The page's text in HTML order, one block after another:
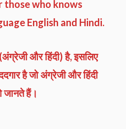
those who knows
English and Hindi.
(अंग्रेजी और हिंदी) है, इसलिए
है जो अंग्रेजी और हिंदी
जानते हैं।